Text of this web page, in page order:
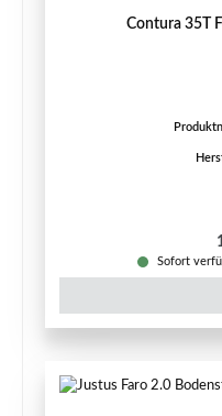
Contura 35T
Sofort